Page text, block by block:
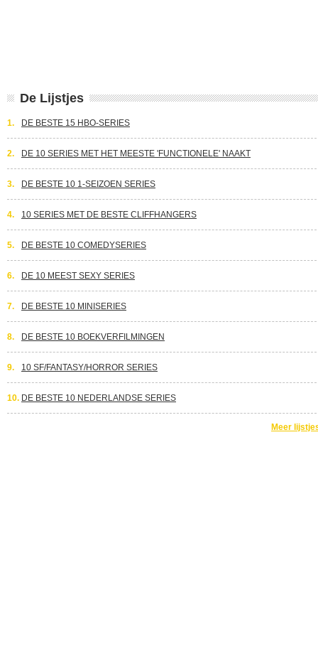
De Lijstjes
1. DE BESTE 15 HBO-SERIES
2. DE 10 SERIES MET HET MEESTE 'FUNCTIONELE' NAAKT
3. DE BESTE 10 1-SEIZOEN SERIES
4. 10 SERIES MET DE BESTE CLIFFHANGERS
5. DE BESTE 10 COMEDYSERIES
6. DE 10 MEEST SEXY SERIES
7. DE BESTE 10 MINISERIES
8. DE BESTE 10 BOEKVERFILMINGEN
9. 10 SF/FANTASY/HORROR SERIES
10. DE BESTE 10 NEDERLANDSE SERIES
Meer